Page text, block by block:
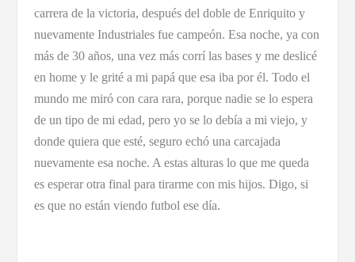
carrera de la victoria, después del doble de Enriquito y
nuevamente Industriales fue campeón. Esa noche, ya con
más de 30 años, una vez más corrí las bases y me deslicé
en home y le grité a mi papá que esa iba por él. Todo el
mundo me miró con cara rara, porque nadie se lo espera
de un tipo de mi edad, pero yo se lo debía a mi viejo, y
donde quiera que esté, seguro echó una carcajada
nuevamente esa noche. A estas alturas lo que me queda
es esperar otra final para tirarme con mis hijos. Digo, si
es que no están viendo futbol ese día.